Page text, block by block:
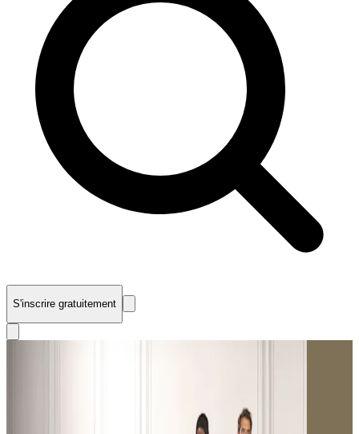
S'inscrire gratuitement